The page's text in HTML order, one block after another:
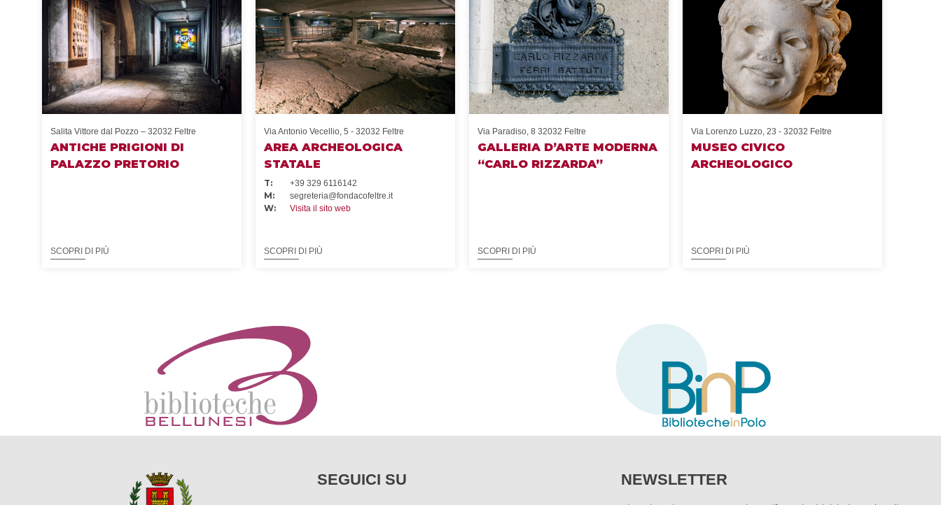
Salita Vittore dal Pozzo – 32032 Feltre
ANTICHE PRIGIONI DI
PALAZZO PRETORIO
SCOPRI DI PIÙ
Via Antonio Vecellio, 5 - 32032 Feltre
AREA ARCHEOLOGICA
STATALE
T: +39 329 6116142
M: segreteria@fondacofeltre.it
W: Visita il sito web
SCOPRI DI PIÙ
Via Paradiso, 8 32032 Feltre
GALLERIA D’ARTE MODERNA
“CARLO RIZZARDA”
SCOPRI DI PIÙ
Via Lorenzo Luzzo, 23 - 32032 Feltre
MUSEO CIVICO
ARCHEOLOGICO
SCOPRI DI PIÙ
SEGUICI SU NEWSLETTER